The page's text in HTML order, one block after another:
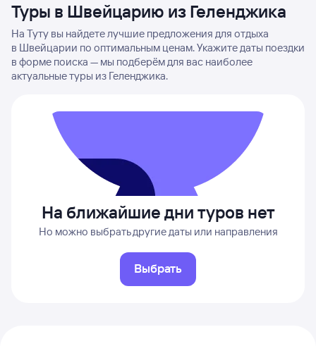
Туры в Швейцарию из Геленджика
На Туту вы найдете лучшие предложения для отдыха
в Швейцарии по оптимальным ценам. Укажите даты поездки
в форме поиска — мы подберём для вас наиболее
актуальные туры из Геленджика.
На ближайшие дни туров нет
Но можно выбрать другие даты или направления
Выбрать